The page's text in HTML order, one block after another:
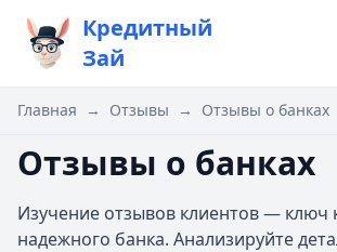
Кредитный
Зай
Главная → Отзывы → Отзывы о банках
Отзывы о банках
Изучение отзывов клиентов — ключ
надежного банка. Анализируйте